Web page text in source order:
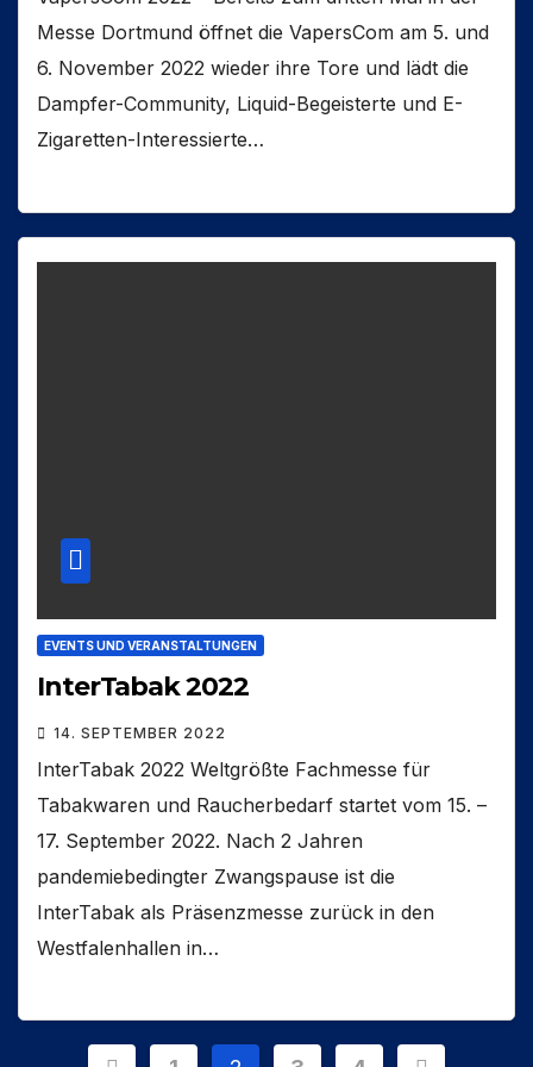
Messe Dortmund öffnet die VapersCom am 5. und
6. November 2022 wieder ihre Tore und lädt die
Dampfer-Community, Liquid-Begeisterte und E-
Zigaretten-Interessierte…
EVENTS UND VERANSTALTUNGEN
InterTabak 2022
14. SEPTEMBER 2022
InterTabak 2022 Weltgrößte Fachmesse für
Tabakwaren und Raucherbedarf startet vom 15. –
17. September 2022. Nach 2 Jahren
pandemiebedingter Zwangspause ist die
InterTabak als Präsenzmesse zurück in den
Westfalenhallen in…